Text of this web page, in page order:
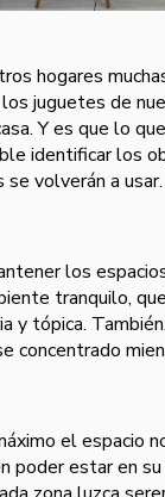
hogares
juguetes de
Y es que lo
identificar los
volverán a usar.
los
tranquilo,
y tópica.
concentrado
el espacio
poder estar en